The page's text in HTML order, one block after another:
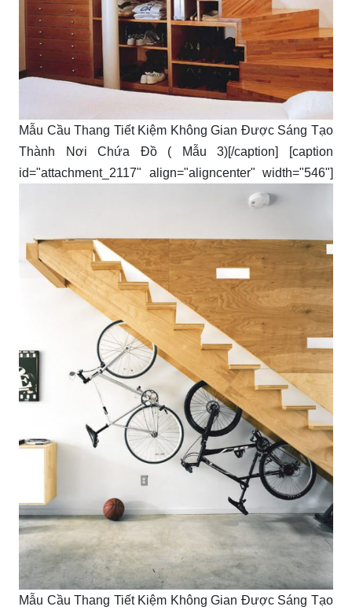
Mẫu Cầu Thang Tiết Kiệm Không Gian Được Sáng Tạo
Thành Nơi Chứa Đồ ( Mẫu 3)[/caption] [caption
id="attachment_2117" align="aligncenter" width="546"]
Mẫu Cầu Thang Tiết Kiệm Không Gian Được Sáng Tạo